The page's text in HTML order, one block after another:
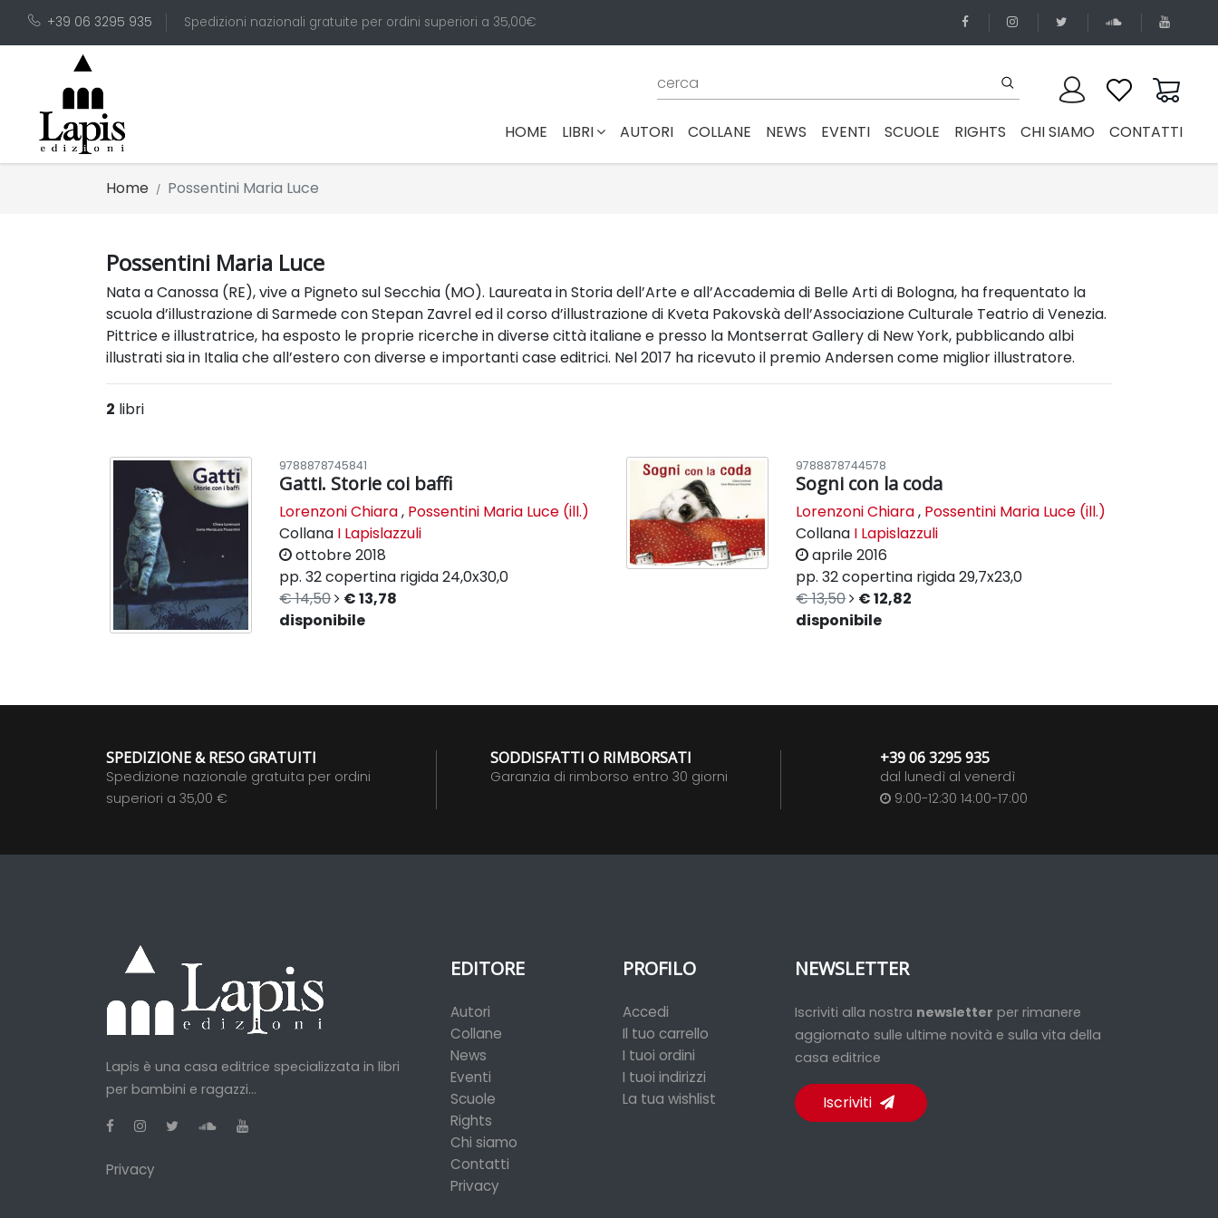
+39 06 3295 935 Spedizioni nazionali gratuite per ordini superiori a 35,00€
HOME (CURRENT)
LIBRI AUTORI COLLANE NEWS EVENTI SCUOLE RIGHTS CHI SIAMO CONTATTI
Home Possentini Maria Luce
Possentini Maria Luce
Nata a Canossa (RE), vive a Pigneto sul Secchia (MO). Laureata in Storia dell’Arte e all’Accademia di Belle Arti di Bologna, ha frequentato la
scuola d’illustrazione di Sarmede con Stepan Zavrel ed il corso d’illustrazione di Kveta Pakovskà dell’Associazione Culturale Teatrio di Venezia.
Pittrice e illustratrice, ha esposto le proprie ricerche in diverse città italiane e presso la Montserrat Gallery di New York, pubblicando albi
illustrati sia in Italia che all’estero con diverse e importanti case editrici. Nel 2017 ha ricevuto il premio Andersen come miglior illustratore.
2 libri
9788878745841
Gatti. Storie coi baffi
Lorenzoni Chiara, Possentini Maria Luce (ill.)
Collana I Lapislazzuli
ottobre 2018
pp. 32copertina rigida24,0x30,0
€ 14,50
€ 13,78
disponibile
9788878744578
Sogni con la coda
Lorenzoni Chiara, Possentini Maria Luce (ill.)
Collana I Lapislazzuli
aprile 2016
pp. 32copertina rigida29,7x23,0
€ 13,50
€ 12,82
disponibile
SPEDIZIONE & RESO GRATUITI
Spedizione nazionale gratuita per ordini
superiori a 35,00 €
SODDISFATTI O RIMBORSATI
Garanzia di rimborso entro 30 giorni
+39 06 3295 935
dal lunedì al venerdì
9:00-12:30 14:00-17:00
Lapis è una casa editrice specializzata in libri
per bambini e ragazzi...
Privacy
EDITORE
Autori
Collane
News
Eventi
Scuole
Rights
Chi siamo
Contatti
Privacy
PROFILO
Accedi
Il tuo carrello
I tuoi ordini
I tuoi indirizzi
La tua wishlist
NEWSLETTER
Iscriviti alla nostra newsletter per rimanere
aggiornato sulle ultime novità e sulla vita della
casa editrice
Iscriviti